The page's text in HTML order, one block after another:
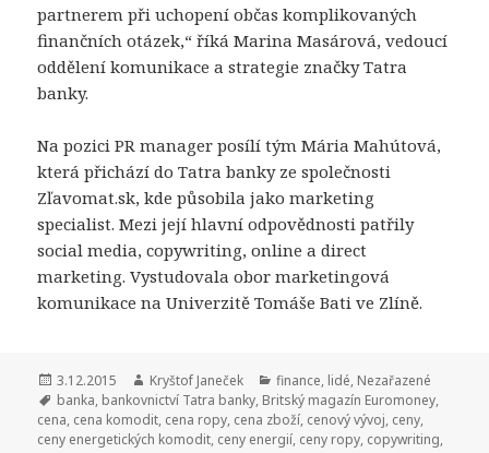
partnerem při uchopení občas komplikovaných
finančních otázek,“ říká Marina Masárová, vedoucí
oddělení komunikacea strategie značky Tatra
banky.
Na pozici PR manager posílí tým Mária Mahútová,
která přichází do Tatra banky ze společnosti
Zľavomat.sk, kde působila jako marketing
specialist.Mezi její hlavní odpovědnosti patřily
social media, copywriting, online a direct
marketing.Vystudovala obor marketingová
komunikace na Univerzitě Tomáše Bati ve Zlíně.
Publikováno:
3.12.2015 Autor:
Kryštof Janeček Rubriky:
finance, lidé, Nezařazené
Štítky:
banka, bankovnictví Tatra banky, Britský magazín Euromoney,
cena, cena komodit, cena ropy, cena zboží, cenový vývoj, ceny,
ceny energetických komodit, ceny energií, ceny ropy, copywriting,